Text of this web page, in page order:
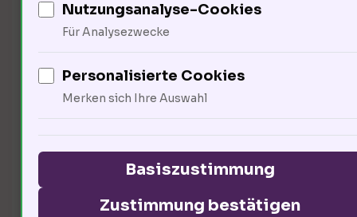
Politische Stabilität und soziale
Gerechtigkeit können bis zu 20%
(Einfluss vonauf die
Lebensqualität beeinflussen. In
vielen Ländern, in denen
Nutzungsanalyse-Cookies
Für Analysezwecke
Personalisierte Cookies
Merken sich Ihre Auswahl
Basiszustimmung
Zustimmung bestätigen